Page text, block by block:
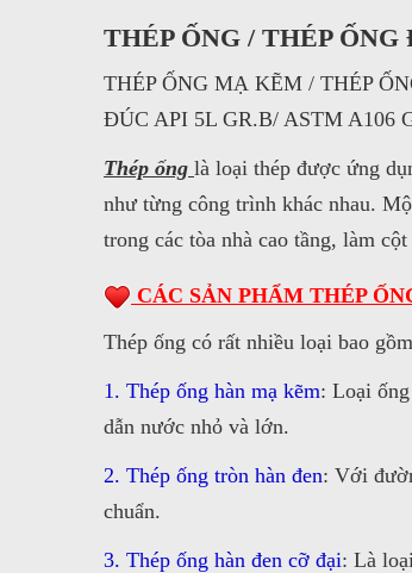
THÉP ỐNG / THÉP
THÉP ỐNG MẠ KẼM / THÉP
ĐÚC API 5L GR.B/ ASTM A106
Thép ống là loại thép được ứng
như từng công trình khác nhau.
trong các tòa nhà cao tầng, làm
CÁC SẢN PHẨM THÉP
Thép ống có rất nhiều loại bao
1. Thép ống hàn mạ kẽm: Loại
dẫn nước nhỏ và lớn.
2. Thép ống tròn hàn đen: Với
chuẩn.
3. Thép ống hàn đen cỡ đại: Là